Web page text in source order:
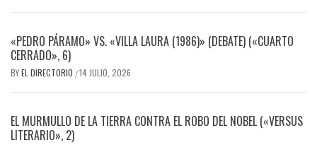
«PEDRO PÁRAMO» VS. «VILLA LAURA (1986)» (DEBATE) («CUARTO
CERRADO», 6)
BYEL DIRECTORIO /14 JULIO, 2026
EL MURMULLO DE LA TIERRA CONTRA EL ROBO DEL NOBEL («VERSUS
LITERARIO», 2)